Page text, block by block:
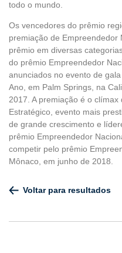
todo o mundo.
Os vencedores do prêmio
premiação de Empreendedor
prêmio em diversas
do prêmio Empreendedor
anunciados no evento de
Ano, em Palm Springs, na
2017. A premiação é o
Estratégico, evento mais
de grande crescimento e
prêmio Empreendedor
competir pelo prêmio
Mônaco, em junho de 2018.
Voltar para resultados